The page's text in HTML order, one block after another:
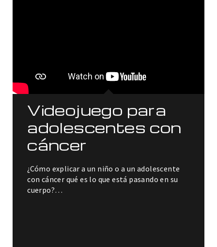
Videojuego para
adolescentes con
cáncer
¿Cómo explicar a un niño o a un adolescente
con cáncer qué es lo que está pasando en su
cuerpo?…